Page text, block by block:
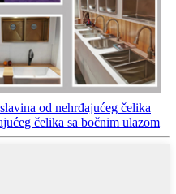
od nehrđajućeg čelika
čelika sa bočnim ulazom